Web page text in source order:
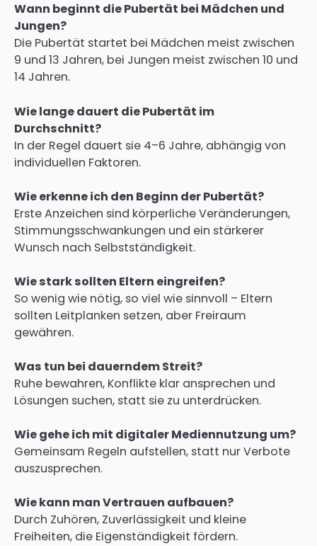
Wann beginnt die Pubertät bei Mädchen und
Jungen?
Die Pubertät startet bei Mädchen meist zwischen
9 und 13 Jahren, bei Jungen meist zwischen 10 und
14 Jahren.
Wie lange dauert die Pubertät im
Durchschnitt?
In der Regel dauert sie 4–6 Jahre, abhängig von
individuellen Faktoren.
Wie erkenne ich den Beginn der Pubertät?
Erste Anzeichen sind körperliche Veränderungen,
Stimmungsschwankungen und ein stärkerer
Wunsch nach Selbstständigkeit.
Wie stark sollten Eltern eingreifen?
So wenig wie nötig, so viel wie sinnvoll – Eltern
sollten Leitplanken setzen, aber Freiraum
gewähren.
Was tun bei dauerndem Streit?
Ruhe bewahren, Konflikte klar ansprechen und
Lösungen suchen, statt sie zu unterdrücken.
Wie gehe ich mit digitaler Mediennutzung um?
Gemeinsam Regeln aufstellen, statt nur Verbote
auszusprechen.
Wie kann man Vertrauen aufbauen?
Durch Zuhören, Zuverlässigkeit und kleine
Freiheiten, die Eigenständigkeit fördern.